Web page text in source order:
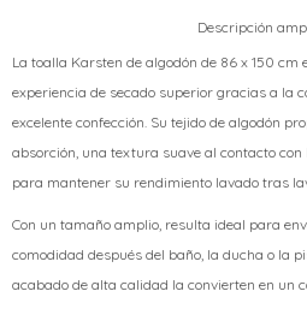
Descripción
La toalla Karsten de algodón de 86 x 150
experiencia de secado superior gracias a la
excelente confección. Su tejido de algodón
absorción, una textura suave al contacto
para mantener su rendimiento lavado tras
Con un tamaño amplio, resulta ideal para
comodidad después del baño, la ducha o la
acabado de alta calidad la convierten en un